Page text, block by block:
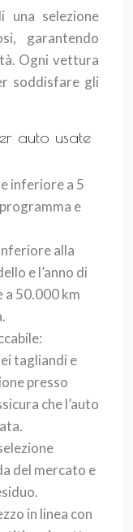
una selezione
garantendo
Ogni vettura
soddisfare gli
auto usate
inferiore a 5
e
alla
e l’anno di
a 50.000 km
tagliandi e
presso
che l’auto
del mercato e
in linea con